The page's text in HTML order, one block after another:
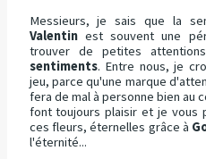
Messieurs, je sais que la
Valentinest souvent une
trouver de petites
sentiments. Entre nous, je
jeu, parce qu'une marque
fera de mal à personne bien au
font toujours plaisir et je vous
ces fleurs, éternelles grâce à
l'éternité...